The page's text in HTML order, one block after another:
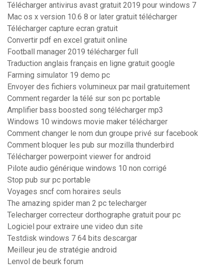
Télécharger antivirus avast gratuit 2019 pour windows 7
Mac os x version 10.6 8 or later gratuit télécharger
Télécharger capture ecran gratuit
Convertir pdf en excel gratuit online
Football manager 2019 télécharger full
Traduction anglais français en ligne gratuit google
Farming simulator 19 demo pc
Envoyer des fichiers volumineux par mail gratuitement
Comment regarder la télé sur son pc portable
Amplifier bass boosted song télécharger mp3
Windows 10 windows movie maker télécharger
Comment changer le nom dun groupe privé sur facebook
Comment bloquer les pub sur mozilla thunderbird
Télécharger powerpoint viewer for android
Pilote audio générique windows 10 non corrigé
Stop pub sur pc portable
Voyages sncf com horaires seuls
The amazing spider man 2 pc telecharger
Telecharger correcteur dorthographe gratuit pour pc
Logiciel pour extraire une video dun site
Testdisk windows 7 64 bits descargar
Meilleur jeu de stratégie android
Lenvol de beurk forum